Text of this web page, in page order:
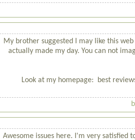
My brother suggested I may like this
actually made my day. You can not
Look at my homepage: best
Awesome issues here. I'm very satisfied